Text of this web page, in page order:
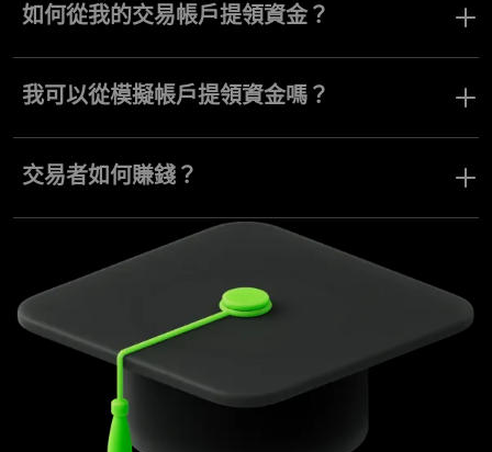
交易工具與商品。Olymptrade 的優勢還包括定期舉辦線上活動，讓
如何從我的交易帳戶提領資金？
領」，輸入提領金額並確認操作。資金自您的帳戶扣除後，您將會
我可以從模擬帳戶提領資金嗎？
提領的虛擬資金。
交易者如何賺錢？
交易者是根據市場的波動來賺取收益。這有多種方式，但最簡單的
例子是：如果你以 10$ 購入一支股票，當該股票價值上漲至 20$ 時
賣出，你就獲得了 10$ 的利潤。如需了解更多其他交易獲利方式，
歡迎前往我們的知識中心查詢。